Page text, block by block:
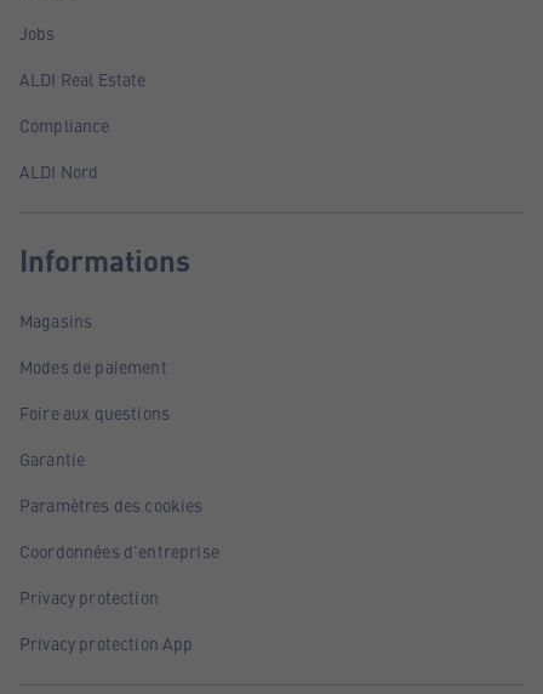
Jobs
ALDI Real Estate
Compliance
ALDI Nord
Informations
Magasins
Modes de paiement
Foire aux questions
Garantie
Paramètres des cookies
Coordonnées d'entreprise
Privacy protection
Privacy protection App